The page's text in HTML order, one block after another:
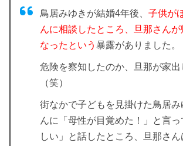
鳥居みゆきが結婚4年後、 子供が
んに相談したところ、旦那さんが
なったという 暴露がありました。
危険を察知したのか、旦那が家出
（笑）
街なかで子どもを見掛けた鳥居み
んに「 母性が目覚めた！」
と言
しい」と話したところ、旦那さ